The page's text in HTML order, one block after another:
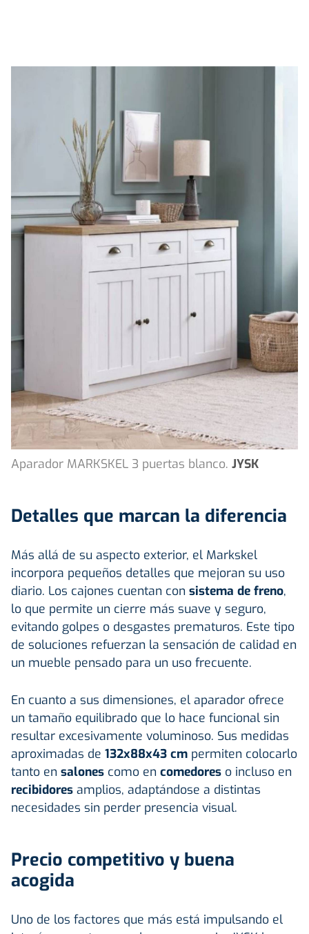
Aparador MARKSKEL 3 puertas blanco. JYSK
Detalles que marcan la diferencia
Más allá de su aspecto exterior, el Markskel
incorpora pequeños detalles que mejoran su uso
diario. Los cajones cuentan con sistema de freno,
lo que permite un cierre más suave y seguro,
evitando golpes o desgastes prematuros. Este tipo
de soluciones refuerzan la sensación de calidad en
un mueble pensado para un uso frecuente.
En cuanto a sus dimensiones, el aparador ofrece
un tamaño equilibrado que lo hace funcional sin
resultar excesivamente voluminoso. Sus medidas
aproximadas de 132x88x43 cm permiten colocarlo
tanto en salones como en comedores o incluso en
recibidores amplios, adaptándose a distintas
necesidades sin perder presencia visual.
Precio competitivo y buena
acogida
Uno de los factores que más está impulsando el